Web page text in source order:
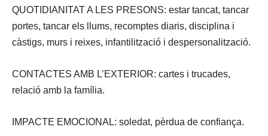
QUOTIDIANITAT A LES PRESONS: estar tancat, tancar
portes, tancar els llums, recomptes diaris, disciplina i
càstigs, murs i reixes, infantilització i despersonalització.
CONTACTES AMB L’EXTERIOR: cartes i trucades,
relació amb la família.
IMPACTE EMOCIONAL: soledat, pèrdua de confiança.